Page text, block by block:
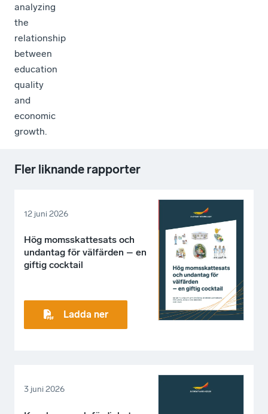
analyzing
the
relationship
between
education
quality
and
economic
growth.
Fler liknande rapporter
12 juni 2026
Hög momsskattesats och
undantag för välfärden – en
giftig cocktail
Ladda ner
3 juni 2026